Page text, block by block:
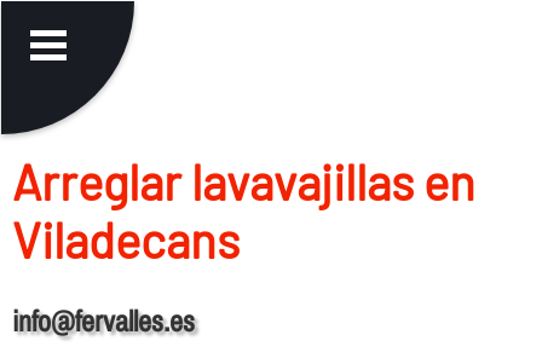
Arreglar lavavajillas en
Viladecans
info@fervalles.es